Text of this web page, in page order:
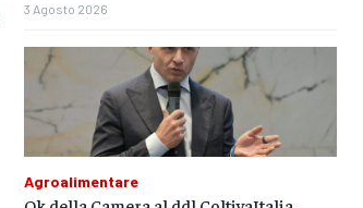
3 Agosto 2026
Agroalimentare